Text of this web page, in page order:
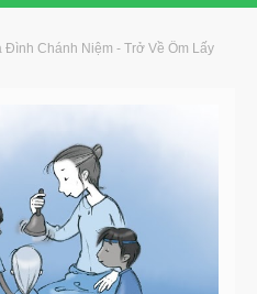
Đình Chánh Niệm - Trở Về Ôm Lấy